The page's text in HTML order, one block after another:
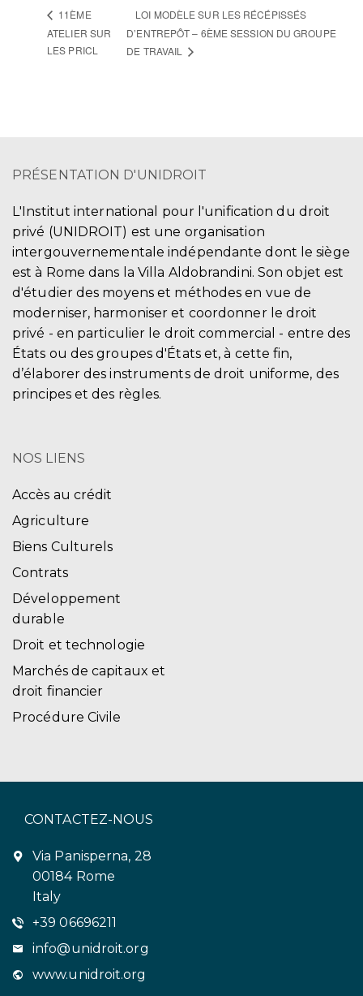
11ÈME
ATELIER SUR
LES PRICL
LOI MODÈLE SUR LES RÉCÉPISSÉS
D’ENTREPÔT – 6ÈME SESSION DU GROUPE
DE TRAVAIL
PRÉSENTATION D'UNIDROIT
L'Institut international pour l'unification du droit
privé (UNIDROIT) est une organisation
intergouvernementale indépendante dont le siège
est à Rome dans la Villa Aldobrandini. Son objet est
d'étudier des moyens et méthodes en vue de
moderniser, harmoniser et coordonner le droit
privé - en particulier le droit commercial - entre des
États ou des groupes d'États et, à cette fin,
d’élaborer des instruments de droit uniforme, des
principes et des règles.
NOS LIENS
Accès au crédit
Agriculture
Biens Culturels
Contrats
Développement
durable
Droit et technologie
Marchés de capitaux et
droit financier
Procédure Civile
CONTACTEZ-NOUS
Via Panisperna, 28
00184 Rome
Italy
+39 06696211
info@unidroit.org
www.unidroit.org